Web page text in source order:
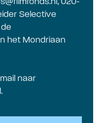
Selective
het Mondriaan
naar
.